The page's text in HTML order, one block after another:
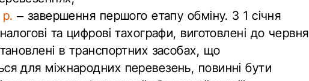
– завершення першого етапу обміну. З 1 січня
та цифрові тахографи, виготовлені до червня
в транспортних засобах, що
для міжнародних перевезень, повинні бути